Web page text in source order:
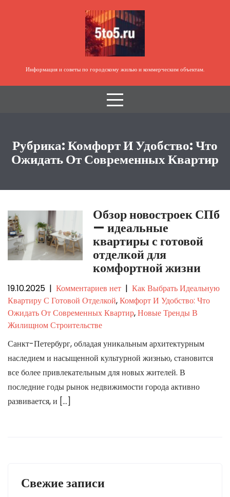
Информация и советы по городскому жилью и коммерческим объектам.
Рубрика:Комфорт И Удобство: Что
Ожидать От Современных Квартир
Обзор новостроек СПб
— идеальные
квартиры с готовой
отделкой для
комфортной жизни
19.10.2025 | Комментариев нет | Как Выбрать Идеальную
Квартиру С Готовой Отделкой,Комфорт И Удобство: Что
Ожидать От Современных Квартир,Новые Тренды В
Жилищном Строительстве
Санкт-Петербург, обладая уникальным архитектурным
наследием и насыщенной культурной жизнью, становится
все более привлекательным для новых жителей. В
последние годы рынок недвижимости города активно
развивается, и […]
Свежие записи